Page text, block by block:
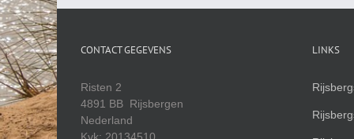
CONTACT GEGEVENS
Risten 2
4891 BB Rijsbergen
Nederland
LINKS